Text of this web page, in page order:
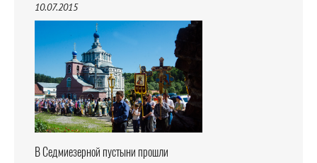
10.07.2015
В Седмиезерной пустыни прошли